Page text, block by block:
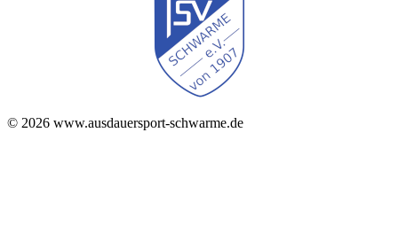
© 2026 www.ausdauersport-schwarme.de